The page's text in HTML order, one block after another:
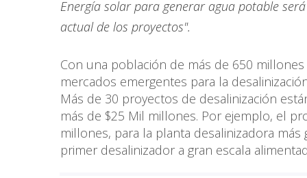
Energía solar para generar agua potable
actual de los proyectos".
Con una población de más de 650
mercados emergentes para la
Más de 30 proyectos de desalinización
más de $25 Mil millones. Por ejemplo, el
millones, para la planta desalinizadora más
primer desalinizador a gran escala